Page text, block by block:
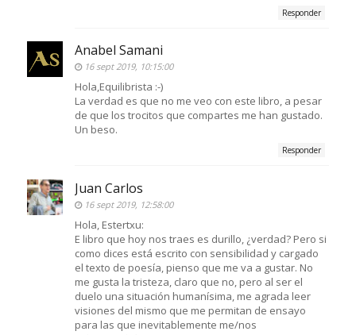
Responder
Anabel Samani
16 sept 2019, 10:15:00
Hola,Equilibrista :-)
La verdad es que no me veo con este libro, a pesar
de que los trocitos que compartes me han gustado.
Un beso.
Responder
Juan Carlos
16 sept 2019, 12:58:00
Hola, Estertxu:
E libro que hoy nos traes es durillo, ¿verdad? Pero si
como dices está escrito con sensibilidad y cargado
el texto de poesía, pienso que me va a gustar. No
me gusta la tristeza, claro que no, pero al ser el
duelo una situación humanísima, me agrada leer
visiones del mismo que me permitan de ensayo
para las que inevitablemente me/nos